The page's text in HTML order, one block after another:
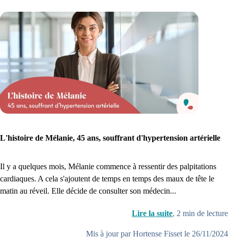
1. Inscription
Créez un compte et récupérez votre dossier médical en parallèle
L'histoire de Mélanie, 45 ans, souffrant d'hypertension artérielle
Il y a quelques mois, Mélanie commence à ressentir des palpitations
cardiaques. A cela s'ajoutent de temps en temps des maux de tête le
matin au réveil. Elle décide de consulter son médecin...
Lire la suite, 2 min de lecture
Mis à jour par Hortense Fisset le 26/11/2024